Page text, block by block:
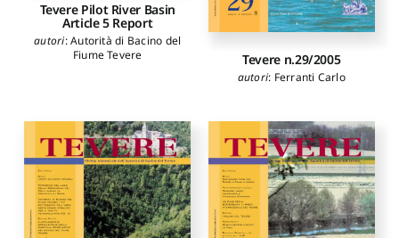
Tevere Pilot River Basin
Article 5 Report
autori:Autorità di Bacino del
Fiume Tevere
Tevere n.29/2005
autori: Ferranti Carlo